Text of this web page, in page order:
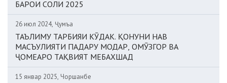
БАРОИ СОЛИ 2025
26 июл 2024, Ҷумъа
ТАЪЛИМУ ТАРБИЯИ КӮДАК. ҚОНУНИ НАВ
МАСЪУЛИЯТИ ПАДАРУ МОДАР, ОМӮЗГОР ВА
ҶОМЕАРО ТАҚВИЯТ МЕБАХШАД
15 январ 2025, Чоршанбе